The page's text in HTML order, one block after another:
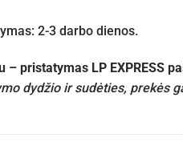
2-3 darbo dienos.
– pristatymas LP EXPRESS
dydžio ir sudėties, prekės